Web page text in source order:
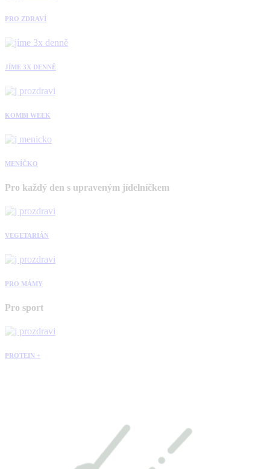
PRO ZDRAVÍ
JÍME 3X DENNĚ
KOMBI WEEK
MENÍČKO
Pro každý den s upraveným jídelníčkem
VEGETARIÁN
PRO MÁMY
Pro sport
PROTEIN +